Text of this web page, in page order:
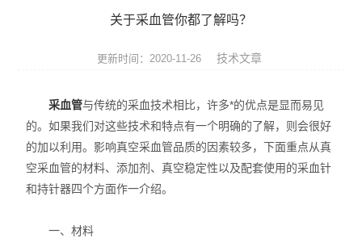
Bovogen胎牛血清等动物源产品
NviGen磁性纳米颗粒
nanomyp纳米类材料
Ludger糖基化分析和检测产品
关于采血管你都了解吗？
更新时间：2020-11-26 技术文章
采血管与传统的采血技术相比，许多*的优点是显而易见
的。如果我们对这些技术和特点有一个明确的了解，则会很好
的加以利用。影响真空采血管品质的因素较多，下面重点从真
空采血管的材料、添加剂、真空稳定性以及配套使用的采血针
和持针器四个方面作一介绍。
一、材料